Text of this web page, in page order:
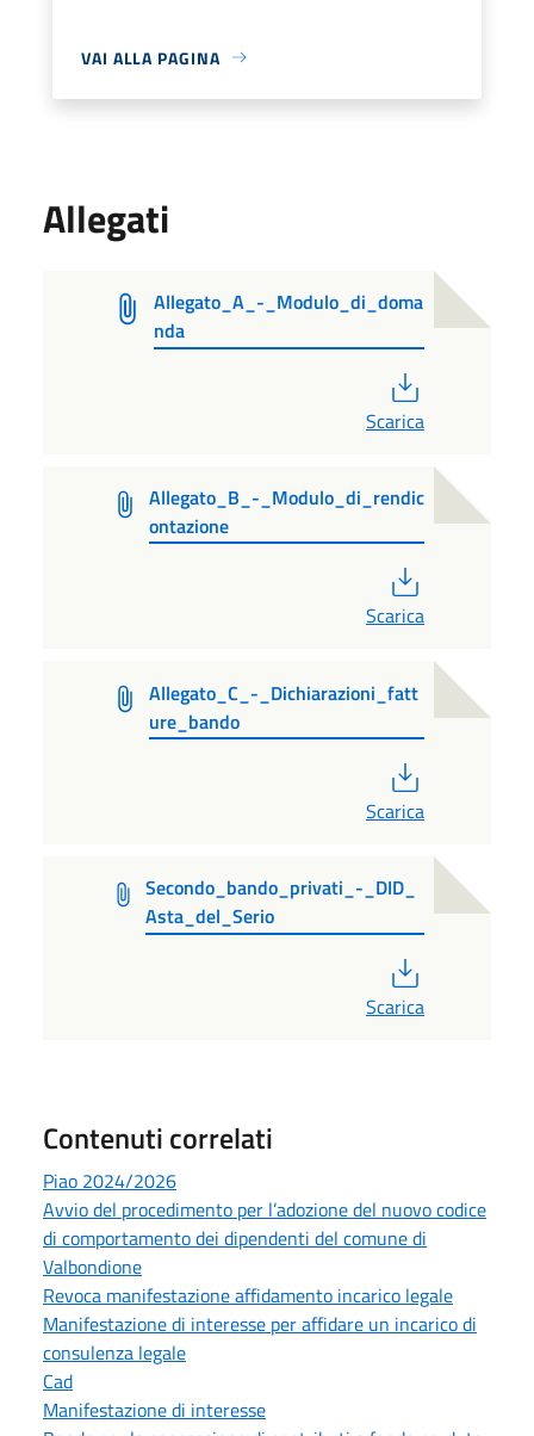
VAI ALLA PAGINA
Allegati
Allegato_A_-_Modulo_di_doma
nda
Scarica
Allegato_B_-_Modulo_di_rendic
ontazione
Scarica
Allegato_C_-_Dichiarazioni_fatt
ure_bando
Scarica
Secondo_bando_privati_-_DID_
Asta_del_Serio
Scarica
Contenuti correlati
Piao 2024/2026
Avvio del procedimento per l’adozione del nuovo codice
di comportamento dei dipendenti del comune di
Valbondione
Revoca manifestazione affidamento incarico legale
Manifestazione di interesse per affidare un incarico di
consulenza legale
Cad
Manifestazione di interesse